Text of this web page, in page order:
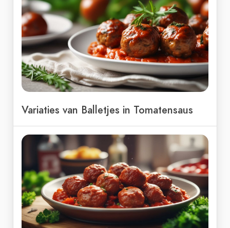
Variaties van Balletjes in Tomatensaus